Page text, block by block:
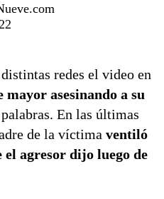
redes el video en
mayor asesinando a su
En las últimas
de la víctima ventiló
el agresor dijo luego de